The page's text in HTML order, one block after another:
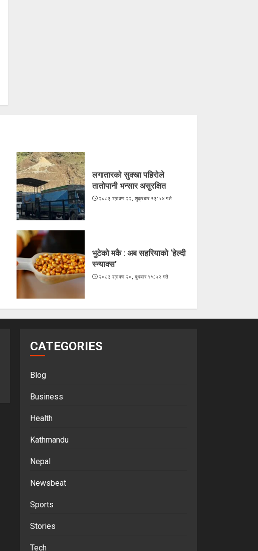
लगातारको सुक्खा पहिरोले
तातोपानी भन्सार असुरक्षित
२०८३ श्रावण २२, शुक्रबार १३:५४ गते
भुटेको मकै : अब सहरियाको ‘हेल्दी
स्न्याक्स’
२०८३ श्रावण २०, बुधबार १५:५२ गते
CATEGORIES
Blog
Business
Health
Kathmandu
Nepal
Newsbeat
Sports
Stories
Tech